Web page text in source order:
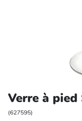
Cuisine et
Entretien et
Animalerie
Verre à pied
(627595)